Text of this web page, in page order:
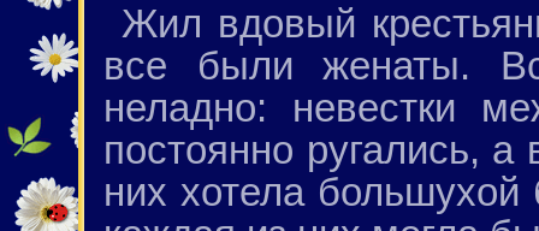
Жил вдовый
все были женаты.
неладно: невестки
постоянно ругались, а
них хотела